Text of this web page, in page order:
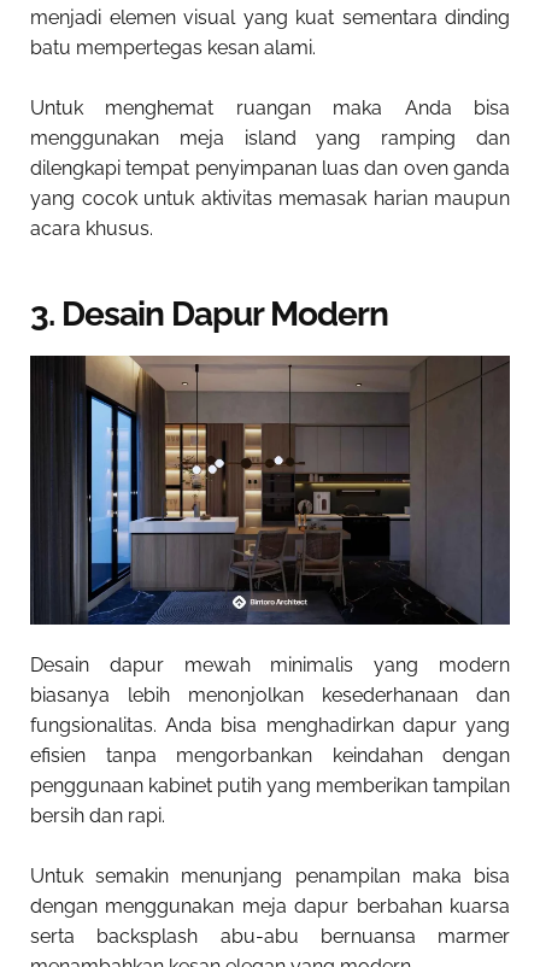
menjadi elemen visual yang kuat sementara dinding
batu mempertegas kesan alami.
Untuk menghemat ruangan maka Anda bisa
menggunakan meja island yang ramping dan
dilengkapi tempat penyimpanan luas dan oven ganda
yang cocok untuk aktivitas memasak harian maupun
acara khusus.
3. Desain Dapur Modern
Desain dapur mewah minimalis yang modern
biasanya lebih menonjolkan kesederhanaan dan
fungsionalitas. Anda bisa menghadirkan dapur yang
efisien tanpa mengorbankan keindahan dengan
penggunaan kabinet putih yang memberikan tampilan
bersih dan rapi.
Untuk semakin menunjang penampilan maka bisa
dengan menggunakan meja dapur berbahan kuarsa
serta backsplash abu-abu bernuansa marmer